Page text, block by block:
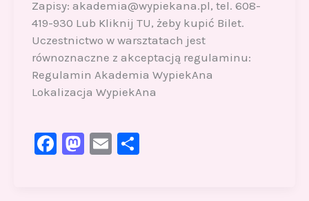
Zapisy: akademia@wypiekana.pl, tel. 608-
419-930 Lub Kliknij TU, żeby kupić Bilet.
Uczestnictwo w warsztatach jest
równoznaczne z akceptacją regulaminu:
Regulamin Akademia WypiekAna
Lokalizacja WypiekAna
F
M E S